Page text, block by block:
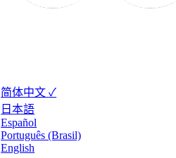
简体中文 ✓
日本語
Español
Português (Brasil)
English